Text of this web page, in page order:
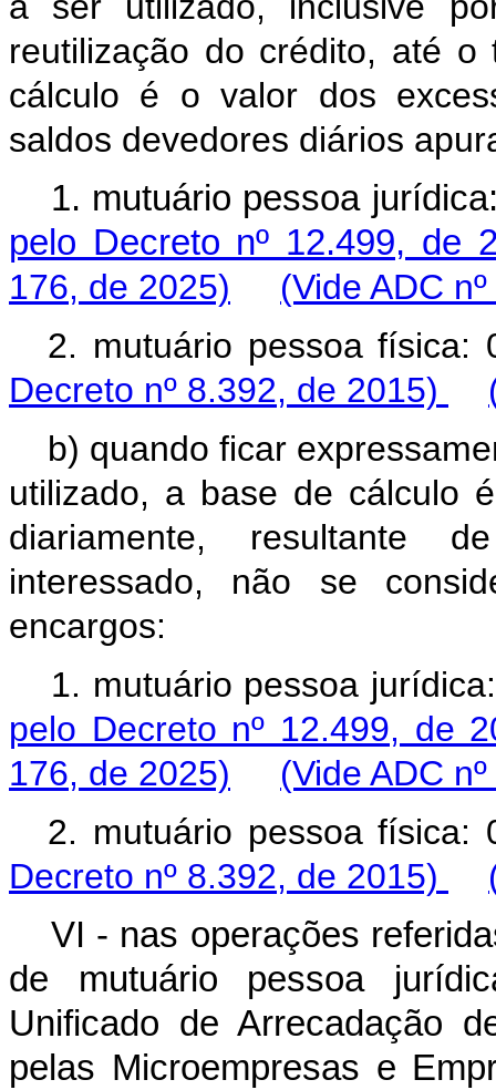
reutilização do crédito, até
cálculo é o valor dos
saldos devedores diários
1. mutuário pessoa
pelo Decreto nº 12.499, de
176, de 2025)
(Vide ADC
2. mutuário pessoa
Decreto nº 8.392, de 2015)
b) quando ficar
utilizado, a base de cálculo
diariamente, resultante
interessado, não se
encargos:
1. mutuário pessoa
pelo Decreto nº 12.499, de
176, de 2025)
(Vide ADC
2. mutuário pessoa
Decreto nº 8.392, de 2015)
VI - nas operações
de mutuário pessoa
Unificado de Arrecadação
pelas Microempresas e